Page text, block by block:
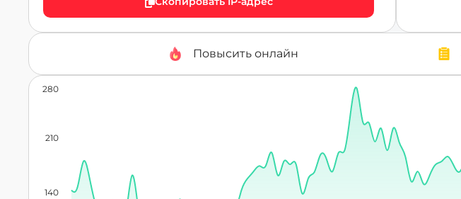
Повысить онлайн
140
210
280